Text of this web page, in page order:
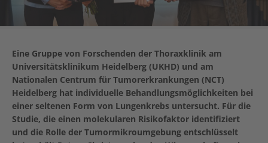
Eine Gruppe von Forschenden der Thoraxklinik am
Universitätsklinikum Heidelberg (UKHD) und am
Nationalen Centrum für Tumorerkrankungen (NCT)
Heidelberg hat individuelle Behandlungsmöglichkeiten bei
einer seltenen Form von Lungenkrebs untersucht. Für die
Studie, die einen molekularen Risikofaktor identifiziert
und die Rolle der Tumormikroumgebung entschlüsselt